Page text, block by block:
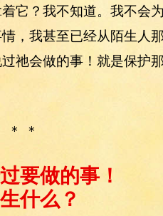
它？我不知道。我不会
，我甚至已经从陌生人
祂会做的事！就是保护
＊ ＊
要做的事！
什么？